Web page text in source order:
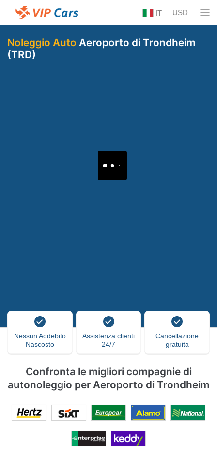
IT USD
Noleggio Auto Aeroporto di Trondheim
(TRD)
Nessun Addebito
Nascosto
Assistenza clienti
24/7
Cancellazione
gratuita
Confronta le migliori compagnie di
autonoleggio per Aeroporto di Trondheim